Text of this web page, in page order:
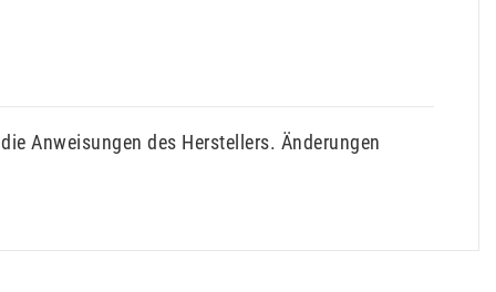
Anweisungen des Herstellers. Änderungen